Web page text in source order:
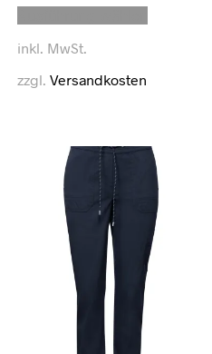
auf
der
gewählt
werden
inkl. MwSt.
zzgl. Versandkosten